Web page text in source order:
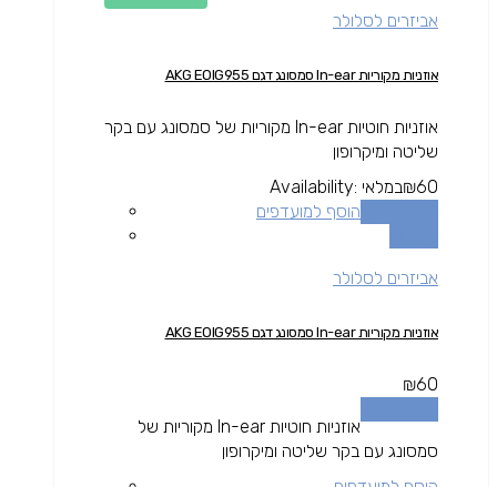
אביזרים לסלולר
אוזניות מקוריות In-ear סמסונג דגם AKG EOIG955
אוזניות חוטיות In-ear מקוריות של סמסונג עם בקר
שליטה ומיקרופון
₪60
Availability: במלאי
הוסף למועדפים
אביזרים לסלולר
אוזניות מקוריות In-ear סמסונג דגם AKG EOIG955
₪60
אוזניות חוטיות In-ear מקוריות של
סמסונג עם בקר שליטה ומיקרופון